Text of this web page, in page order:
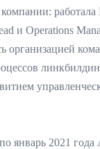
работала
и Operations
организацией
январь 2021 года